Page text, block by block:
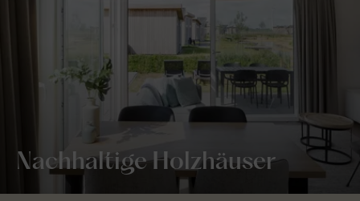
Nachhaltige Holzhäuser